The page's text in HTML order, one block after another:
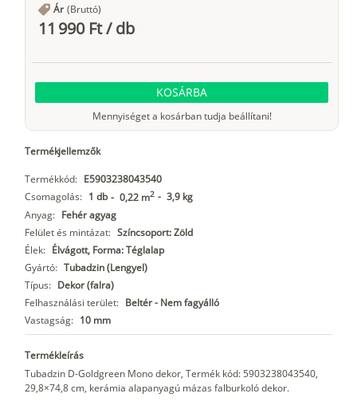
Ár (Bruttó)
11 990 Ft/db
KOSÁRBA
Mennyiséget a kosárban tudja beállítani!
Termékjellemzők
Termékkód: E5903238043540
Csomagolás: 1 db - 0,22 m2 - 3,9 kg
Anyag: Fehér agyag
Felület és mintázat: Színcsoport: Zöld
Élek: Élvágott, Forma: Téglalap
Gyártó: Tubadzin (Lengyel)
Típus: Dekor (falra)
Felhasználási terület: Beltér - Nem fagyálló
Vastagság: 10 mm
Termékleírás
Tubadzin D-Goldgreen Mono dekor, Termék kód: 5903238043540,
29,8×74,8 cm, kerámia alapanyagú mázas falburkoló dekor.